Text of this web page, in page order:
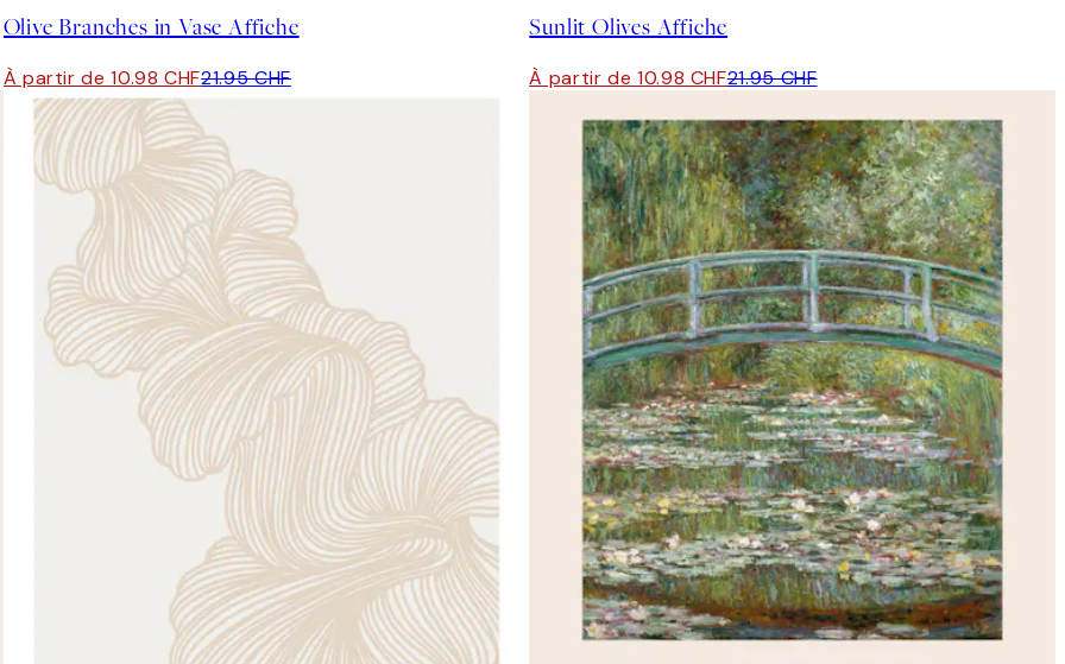
Olive Branches in Vase Affiche
À partir de 10.98 CHF21.95 CHF
Sunlit Olives Affiche
À partir de 10.98 CHF21.95 CHF